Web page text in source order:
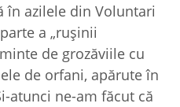
în azilele din Voluntari
a „ruşinii
de grozăviile cu
de orfani, apărute în
atunci ne-am făcut că